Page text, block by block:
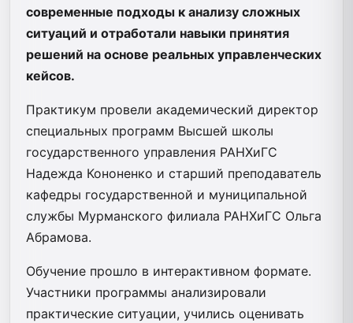
современные подходы к анализу сложных
ситуаций и отработали навыки принятия
решений на основе реальных управленческих
кейсов.
Практикум провели академический директор
специальных программ Высшей школы
государственного управления РАНХиГС
Надежда Кононенко и старший преподаватель
кафедры государственной и муниципальной
службы Мурманского филиала РАНХиГС Ольга
Абрамова.
Обучение прошло в интерактивном формате.
Участники программы анализировали
практические ситуации, учились оценивать